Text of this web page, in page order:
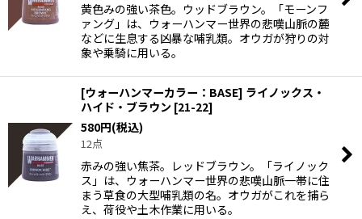
黄色みの強い茶色。ウッドブラウン。「モーンフ
ァング」は、ウォーハンマー世界の悲嘆山脈の麓
などに生息する凶暴な哺乳類。オウガが狩りの対
象や乗騎に用いる。
[ウォーハンマーカラー：BASE] ライノックス・
ハイド・ブラウン [21-22]
580円(税込)
12点
赤みの強い焦茶。レッドブラウン。「ライノック
ス」は、ウォーハンマー世界の悲嘆山脈一帯に住
まう草食の大型哺乳類の名。オウガがこれを捕ら
え、荷役や土木作業に用いる。